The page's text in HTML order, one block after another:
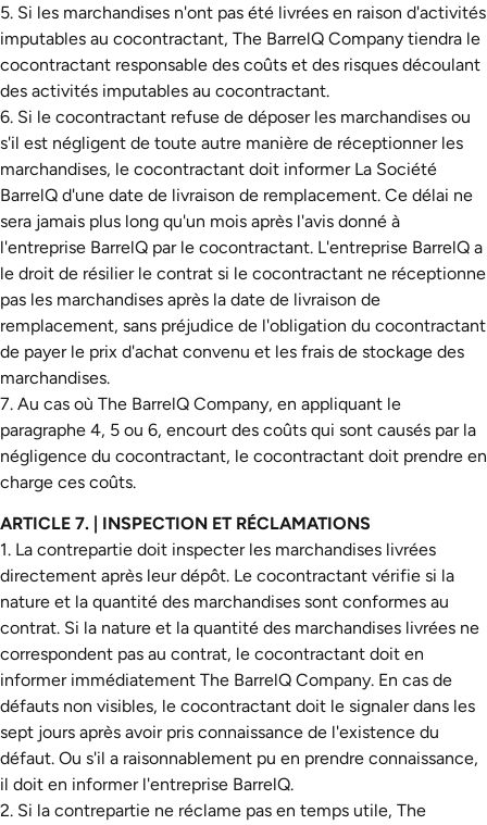
5. Si les marchandises n'ont pas été livrées en raison d'activités
imputables au cocontractant, The BarrelQ Company tiendra le
cocontractant responsable des coûts et des risques découlant
des activités imputables au cocontractant.
6. Si le cocontractant refuse de déposer les marchandises ou
s'il est négligent de toute autre manière de réceptionner les
marchandises, le cocontractant doit informer La Société
BarrelQ d'une date de livraison de remplacement. Ce délai ne
sera jamais plus long qu'un mois après l'avis donné à
l'entreprise BarrelQ par le cocontractant. L'entreprise BarrelQ a
le droit de résilier le contrat si le cocontractant ne réceptionne
pas les marchandises après la date de livraison de
remplacement, sans préjudice de l'obligation du cocontractant
de payer le prix d'achat convenu et les frais de stockage des
marchandises.
7. Au cas où The BarrelQ Company, en appliquant le
paragraphe 4, 5 ou 6, encourt des coûts qui sont causés par la
négligence du cocontractant, le cocontractant doit prendre en
charge ces coûts.
ARTICLE 7. | INSPECTION ET RÉCLAMATIONS
1. La contrepartie doit inspecter les marchandises livrées
directement après leur dépôt. Le cocontractant vérifie si la
nature et la quantité des marchandises sont conformes au
contrat. Si la nature et la quantité des marchandises livrées ne
correspondent pas au contrat, le cocontractant doit en
informer immédiatement The BarrelQ Company. En cas de
défauts non visibles, le cocontractant doit le signaler dans les
sept jours après avoir pris connaissance de l'existence du
défaut. Ou s'il a raisonnablement pu en prendre connaissance,
il doit en informer l'entreprise BarrelQ.
2. Si la contrepartie ne réclame pas en temps utile, The